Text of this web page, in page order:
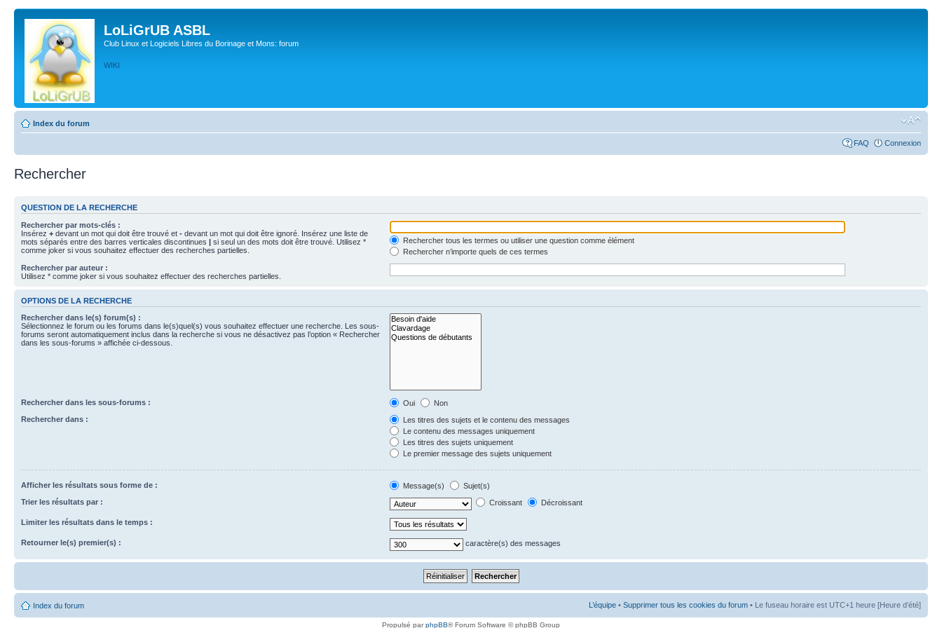
LoLiGrUB ASBL
Club Linux et Logiciels Libres du Borinage et Mons: forum
WIKI
Index du forum
FAQ Connexion
Rechercher
QUESTION DE LA RECHERCHE
Rechercher par mots-clés :
Insérez + devant un mot qui doit être trouvé et - devant un mot qui doit être ignoré. Insérez une liste de
mots séparés entre des barres verticales discontinues | si seul un des mots doit être trouvé. Utilisez *
comme joker si vous souhaitez effectuer des recherches partielles.
Rechercher tous les termes ou utiliser une question comme élément
Rechercher n’importe quels de ces termes
Rechercher par auteur :
Utilisez * comme joker si vous souhaitez effectuer des recherches partielles.
OPTIONS DE LA RECHERCHE
Rechercher dans le(s) forum(s) :
Sélectionnez le forum ou les forums dans le(s)quel(s) vous souhaitez effectuer une recherche. Les sous-
forums seront automatiquement inclus dans la recherche si vous ne désactivez pas l’option « Rechercher
dans les sous-forums » affichée ci-dessous.
Rechercher dans les sous-forums : Oui
Non
Rechercher dans :
Les titres des sujets et le contenu des messages
Le contenu des messages uniquement
Les titres des sujets uniquement
Le premier message des sujets uniquement
Afficher les résultats sous forme de : Message(s)
Sujet(s)
Trier les résultats par :
Croissant Décroissant
Limiter les résultats dans le temps :
Retourner le(s) premier(s) : caractère(s) des messages
Index du forum L’équipe • Supprimer tous les cookies du forum • Le fuseau horaire est UTC+1 heure [Heure d’été]
Propulsé parphpBB® Forum Software © phpBB Group